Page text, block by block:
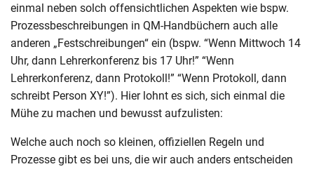
einmal neben solch offensichtlichen Aspekten wie bspw.
Prozessbeschreibungen in QM-Handbüchern auch alle
anderen „Festschreibungen“ ein (bspw. “Wenn Mittwoch 14
Uhr, dann Lehrerkonferenz bis 17 Uhr!” “Wenn
Lehrerkonferenz, dann Protokoll!” “Wenn Protokoll, dann
schreibt Person XY!”). Hier lohnt es sich, sich einmal die
Mühe zu machen und bewusst aufzulisten:
Welche auch noch so kleinen, offiziellen Regeln und
Prozesse gibt es bei uns, die wir auch anders entscheiden